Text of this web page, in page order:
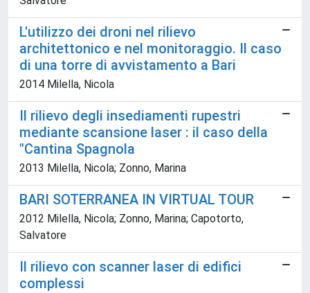
L'utilizzo dei droni nel rilievo
architettonico e nel monitoraggio. Il caso
di una torre di avvistamento a Bari
2014 Milella, Nicola
Il rilievo degli insediamenti rupestri
mediante scansione laser : il caso della
"Cantina Spagnola
2013 Milella, Nicola; Zonno, Marina
BARI SOTERRANEA IN VIRTUAL TOUR
2012 Milella, Nicola; Zonno, Marina; Capotorto,
Salvatore
Il rilievo con scanner laser di edifici
complessi